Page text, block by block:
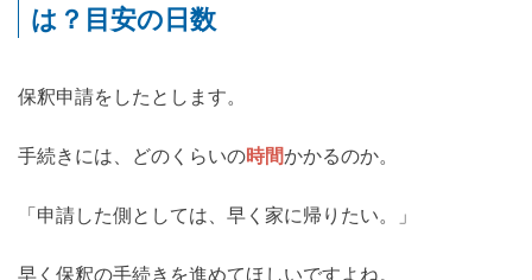
は？目安の日数
保釈申請をしたとします。
手続きには、どのくらいの時間かかるのか。
「申請した側としては、早く家に帰りたい。」
早く保釈の手続きを進めてほしいですよね。